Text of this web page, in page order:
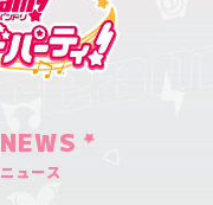
NEWS
ニュース